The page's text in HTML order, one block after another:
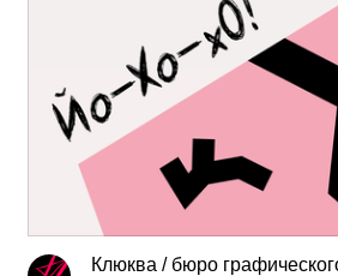
Клюква / бюро